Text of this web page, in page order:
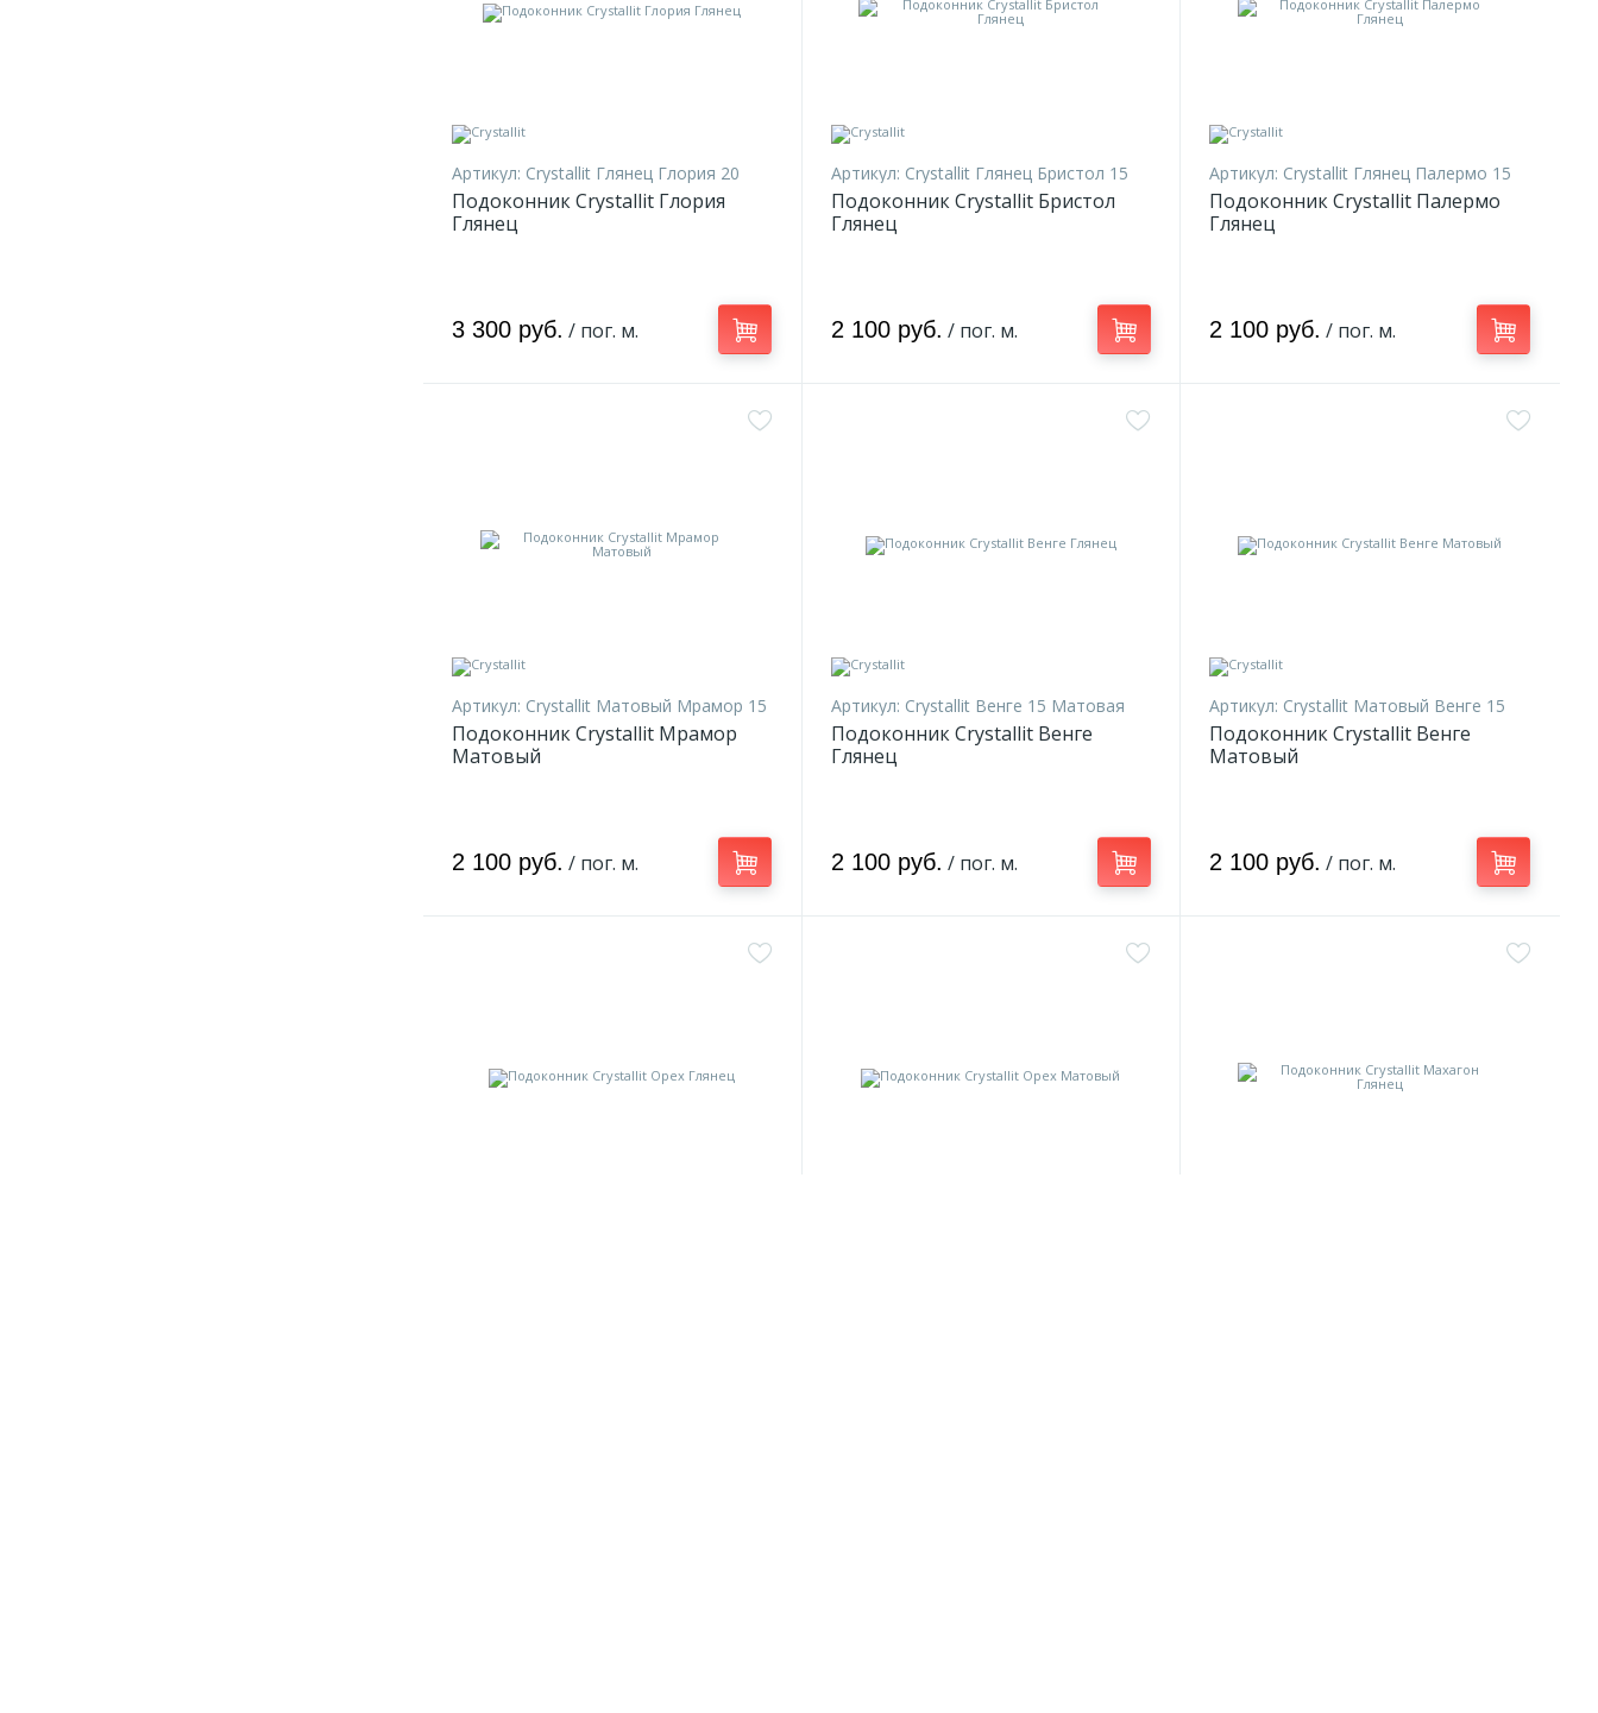
Артикул: Crystallit Глянец Глория 20
Подоконник Crystallit Глория
Глянец
3 300 руб. / пог. м.
Артикул: Crystallit Глянец Бристол 15
Подоконник Crystallit Бристол
Глянец
2 100 руб. / пог. м.
Артикул: Crystallit Глянец Палермо 15
Подоконник Crystallit Палермо
Глянец
2 100 руб. / пог. м.
Артикул: Crystallit Матовый Мрамор 15
Подоконник Crystallit Мрамор
Матовый
2 100 руб. / пог. м.
Артикул: Crystallit Венге 15 Матовая
Подоконник Crystallit Венге
Глянец
2 100 руб. / пог. м.
Артикул: Crystallit Матовый Венге 15
Подоконник Crystallit Венге
Матовый
2 100 руб. / пог. м.